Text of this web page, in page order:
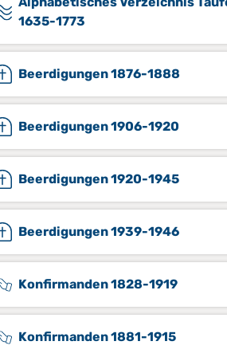
1635-1773
Beerdigungen 1876-1888
Beerdigungen 1906-1920
Beerdigungen 1920-1945
Beerdigungen 1939-1946
Konfirmanden 1828-1919
Konfirmanden 1881-1915